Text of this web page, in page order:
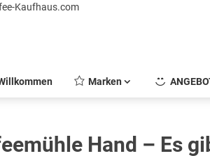
Marken
Hand – Es